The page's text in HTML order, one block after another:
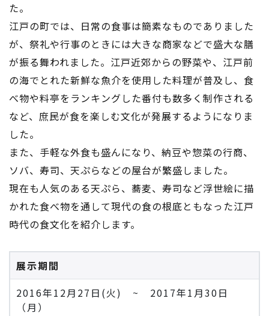
た。
江戸の町では、日常の食事は簡素なものでありました
が、祭礼や行事のときには大きな商家などで盛大な膳
が振る舞われました。江戸近郊からの野菜や、江戸前
の海でとれた新鮮な魚介を使用した料理が普及し、食
べ物や料亭をランキングした番付も数多く制作される
など、庶民が食を楽しむ文化が発展するようになりま
した。
また、手軽な外食も盛んになり、納豆や惣菜の行商、
ソバ、寿司、天ぷらなどの屋台が繁盛しました。
現在も人気のある天ぷら、蕎麦、寿司など浮世絵に描
かれた食べ物を通して現代の食の根底ともなった江戸
時代の食文化を紹介します。
展示期間
2016年12月27日(火) ~ 2017年1月30日
（月）